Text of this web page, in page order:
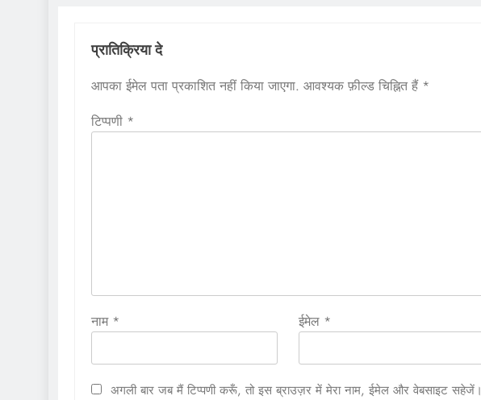
प्रातिक्रिया दे
आपका ईमेल पता प्रकाशित नहीं किया जाएगा. आवश्यक फ़ील्ड चिह्नित हैं *
टिप्पणी *
नाम * ईमेल *
अगली बार जब मैं टिप्पणी करूँ, तो इस ब्राउज़र में मेरा नाम, ईमेल और वेबसाइट सहेजें।